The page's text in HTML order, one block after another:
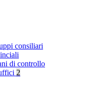
consiliari
di controllo
2